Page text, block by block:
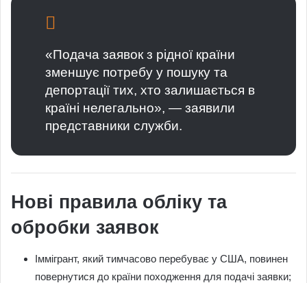
«Подача заявок з рідної країни
зменшує потребу у пошуку та
депортації тих, хто залишається в
країні нелегально», — заявили
представники служби.
Нові правила обліку та
обробки заявок
Іммігрант, який тимчасово перебуває у США, повинен
повернутися до країни походження для подачі заявки;